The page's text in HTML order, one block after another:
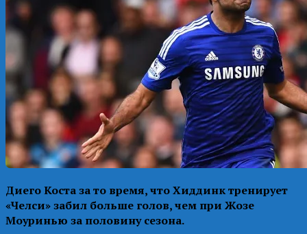
Диего Коста за то время, что Хиддинк тренирует
«Челси» забил больше голов, чем при Жозе
Моуринью за половину сезона.